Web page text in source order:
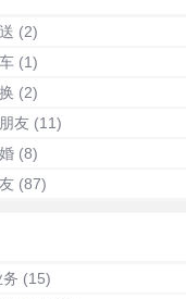
(2)
(1)
(2)
友 (11)
(8)
(87)
(15)